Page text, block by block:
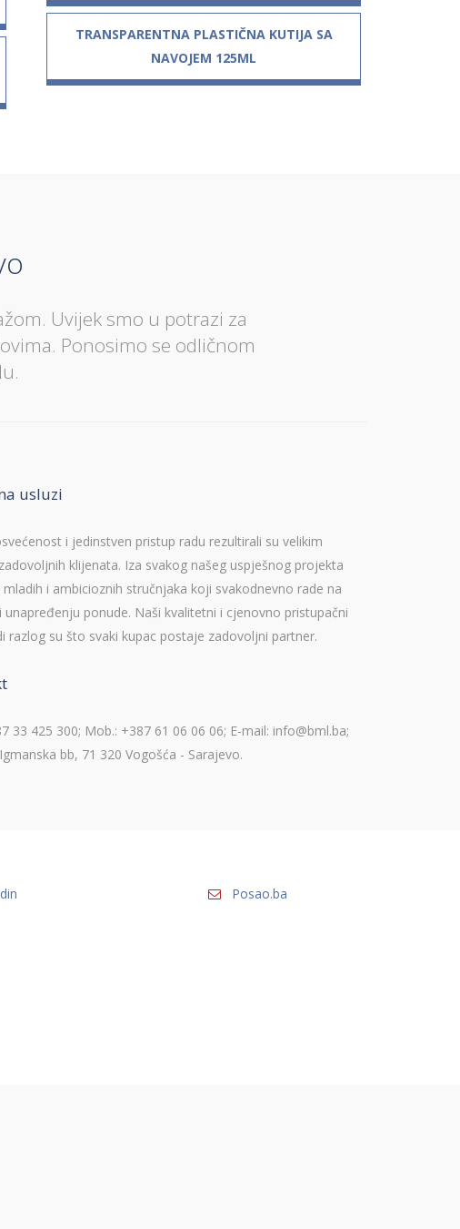
TRANSPARENTNA PLASTIČNA KUTIJA SA
NAVOJEM 125ML
Uvijek smo u potrazi za
Ponosimo se odličnom
usluzi
i jedinstven pristup radu rezultirali su velikim
klijenata. Iza svakog našeg uspješnog projekta
i ambicioznih stručnjaka koji svakodnevno rade na
unapređenju ponude. Naši kvalitetni i cjenovno pristupačni
razlog su što svaki kupac postaje zadovoljni partner.
33 425 300; Mob.: +387 61 06 06 06; E-mail: info@bml.ba;
bb, 71 320 Vogošća - Sarajevo.
Posao.ba